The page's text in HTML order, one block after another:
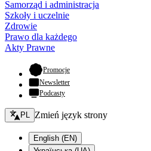
Samorząd i administracja
Szkoły i uczelnie
Zdrowie
Prawo dla każdego
Akty Prawne
Promocje- otwiera się w nowej karcie
Newsletter
Podcasty
Zmień język - bieżący:
PL Zmień język strony
English (EN)